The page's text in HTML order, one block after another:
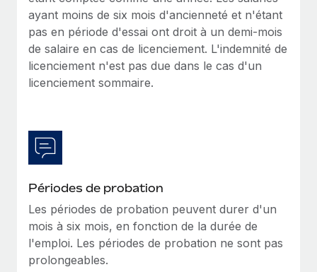
répartis dans 19 pays grâce à Remote
Phiture, un leader notable du conseil en matière de
croissance mobile internationale, encourage les...
En savoir plus
ayant moins de six mois d'ancienneté et n'étant
pas en période d'essai ont droit à un demi-mois
de salaire en cas de licenciement. L'indemnité de
licenciement n'est pas due dans le cas d'un
licenciement sommaire.
Périodes de probation
Les périodes de probation peuvent durer d'un
mois à six mois, en fonction de la durée de
l'emploi. Les périodes de probation ne sont pas
prolongeables.